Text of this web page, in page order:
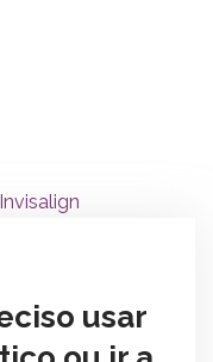
usar